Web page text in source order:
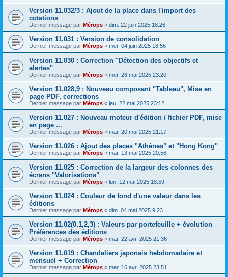
Version 11.032/3 : Ajout de la place dans l'import des
cotations
Dernier message par Mérops « dim. 22 juin 2025 18:26
Version 11.031 : Version de consolidation
Dernier message par Mérops « mer. 04 juin 2025 18:56
Version 11.030 : Correction "Détection des objectifs et
alertes"
Dernier message par Mérops « mer. 28 mai 2025 23:20
Version 11.028,9 : Nouveau composant "Tableau", Mise en
page PDF, corrections
Dernier message par Mérops « jeu. 22 mai 2025 23:12
Version 11.027 : Nouveau moteur d'édition / fichier PDF, mise
en page ...
Dernier message par Mérops « mar. 20 mai 2025 21:17
Version 11.026 : Ajout des places "Athènes" et "Hong Kong"
Dernier message par Mérops « mar. 13 mai 2025 20:56
Version 11.025 : Correction de la largeur des colonnes des
écrans "Valorisations"
Dernier message par Mérops « lun. 12 mai 2025 18:59
Version 11.024 : Couleur de fond d'une valeur dans les
éditions
Dernier message par Mérops « dim. 04 mai 2025 9:23
Version 11.02(0,1,2,3) : Valeurs par portefeuille + évolution
Préférences des éditions
Dernier message par Mérops « mar. 22 avr. 2025 21:36
Version 11.019 : Chandeliers japonais hebdomadaire et
mensuel + Correction
Dernier message par Mérops « mer. 16 avr. 2025 23:51